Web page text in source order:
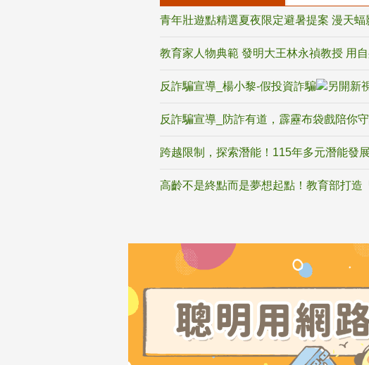
青年壯遊點精選夏夜限定避暑提案 漫天
教育家人物典範 發明大王林永禎教授 用
反詐騙宣導_楊小黎-假投資詐騙
反詐騙宣導_防詐有道，霹靂布袋戲陪你
跨越限制，探索潛能！115年多元潛能發
高齡不是終點而是夢想起點！教育部打造